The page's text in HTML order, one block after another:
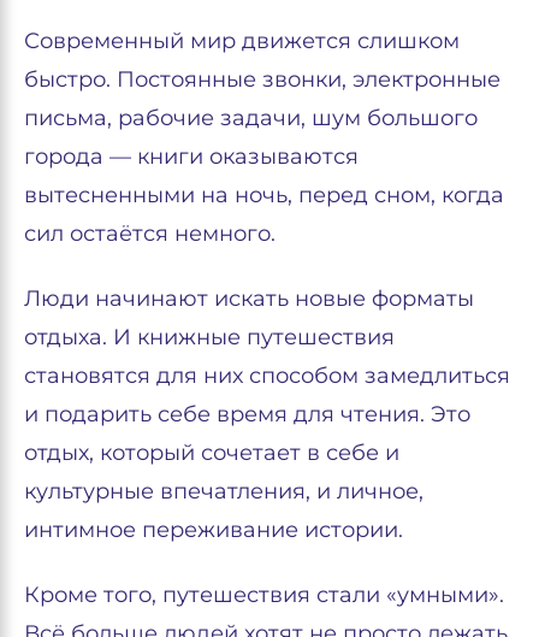
Современный мир движется слишком
быстро. Постоянные звонки, электронные
письма, рабочие задачи, шум большого
города — книги оказываются
вытесненными на ночь, перед сном, когда
сил остаётся немного.
Люди начинают искать новые форматы
отдыха. И книжные путешествия
становятся для них способом замедлиться
и подарить себе время для чтения. Это
отдых, который сочетает в себе и
культурные впечатления, и личное,
интимное переживание истории.
Кроме того, путешествия стали «умными».